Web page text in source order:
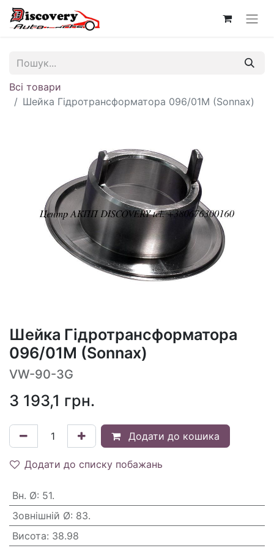
Всі товари
Шейка Гідротрансформатора 096/01M (Sonnax)
Шейка Гідротрансформатора
096/01M (Sonnax)
VW-90-3G
3 193,1 грн.
Додати до кошика
Додати до списку побажань
Вн. Ø: 51.
Зовнішній Ø: 83.
Висота: 38.98